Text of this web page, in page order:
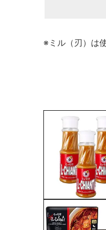
※ミル（刃）は